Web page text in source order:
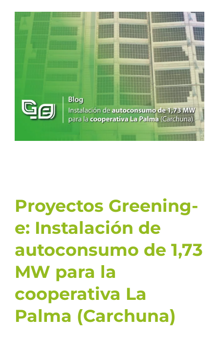
Ver
imagen
grande
Proyectos Greening-
e: Instalación de
autoconsumo de 1,73
MW para la
cooperativa La
Palma (Carchuna)